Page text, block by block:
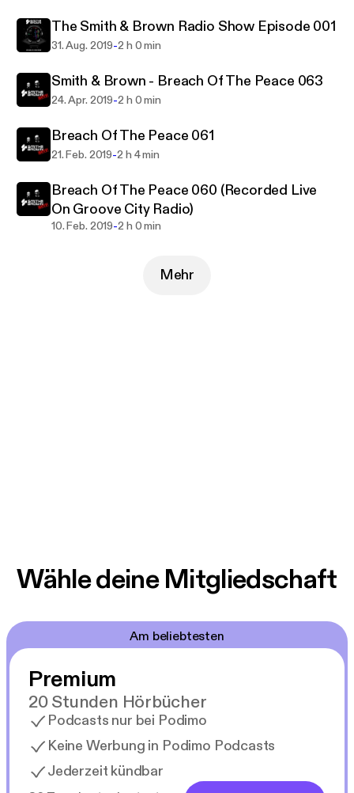
The Smith & Brown Radio Show Episode 001
31. Aug. 2019-2 h 0 min
Smith & Brown - Breach Of The Peace 063
24. Apr. 2019-2 h 0 min
Breach Of The Peace 061
21. Feb. 2019-2 h 4 min
Breach Of The Peace 060 (Recorded Live
On Groove City Radio)
10. Feb. 2019-2 h 0 min
Mehr
Wähle deine Mitgliedschaft
Am beliebtesten
Premium
20 Stunden Hörbücher
Podcasts nur bei Podimo
Keine Werbung in Podimo Podcasts
Jederzeit kündbar